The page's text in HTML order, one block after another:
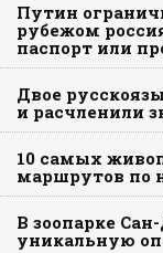
Путин
рубежом
паспорт или
Двое
и расчленили
10 самых
маршрутов по
В зоопарке
уникальную